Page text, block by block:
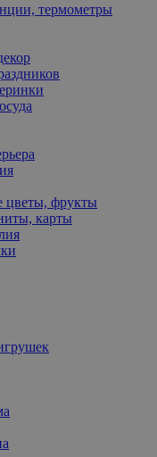
термометры
цветы, фрукты
карты